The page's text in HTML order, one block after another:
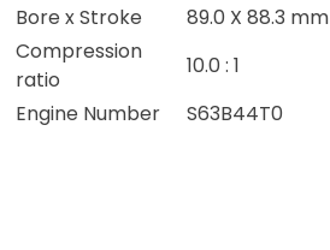
Bore x Stroke
89.0 X 88.3 mm
Compression
ratio
10.0 : 1
Engine Number
S63B44T0